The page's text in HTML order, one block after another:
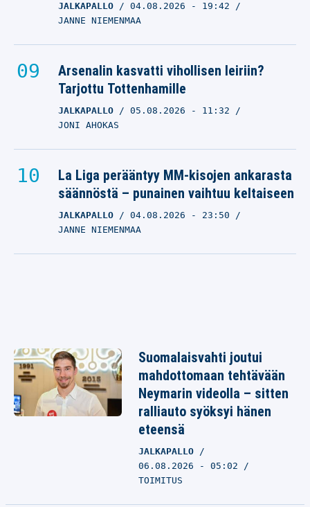
JALKAPALLO 04.08.2026 - 19:42
JANNE NIEMENMAA
Arsenalin kasvatti vihollisen leiriin?
Tarjottu Tottenhamille
JALKAPALLO 05.08.2026 - 11:32
JONI AHOKAS
La Liga perääntyy MM-kisojen ankarasta
säännöstä – punainen vaihtuu keltaiseen
JALKAPALLO 04.08.2026 - 23:50
JANNE NIEMENMAA
Suomalaisvahti joutui
mahdottomaan tehtävään
Neymarin videolla – sitten
ralliauto syöksyi hänen
eteensä
JALKAPALLO
06.08.2026 - 05:02
TOIMITUS